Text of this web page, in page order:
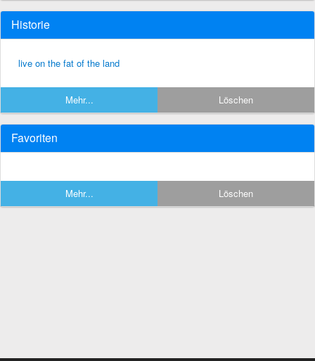
Historie
live on the fat of the land
Mehr... Löschen
Favoriten
Mehr... Löschen